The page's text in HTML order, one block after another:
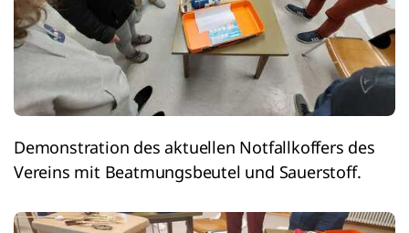
Demonstration des aktuellen Notfallkoffers des
Vereins mit Beatmungsbeutel und Sauerstoff.